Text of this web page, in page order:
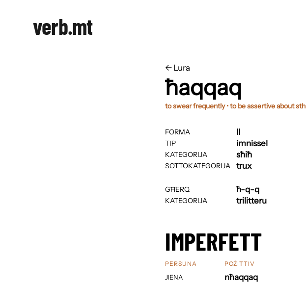
verb.mt
← ​​Lura
ħaqqaq
to swear frequently • to be assertive about sth
FORMA
TIP
KATEGORIJA
SOTTOKATEGORIJA
GĦERQ
KATEGORIJA
imnissel
sħiħ
trux
ħ-q-q
trilitteru
IMPERFETT
PERSUNA
JIENA
POŻITTIV
nħaqqaq